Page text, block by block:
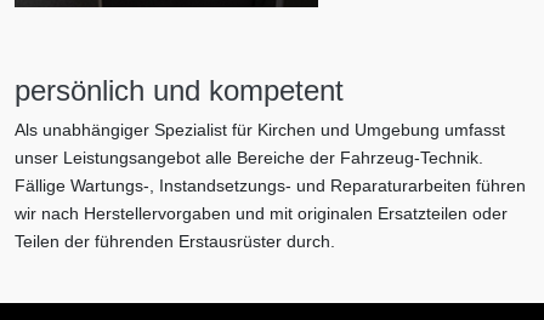
persönlich und kompetent
Als unabhängiger Spezialist für Kirchen und Umgebung umfasst
unser Leistungsangebot alle Bereiche der Fahrzeug-Technik.
Fällige Wartungs-, Instandsetzungs- und Reparaturarbeiten führen
wir nach Herstellervorgaben und mit originalen Ersatzteilen oder
Teilen der führenden Erstausrüster durch.